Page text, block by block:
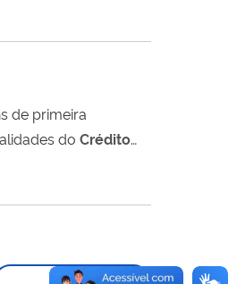
de primeira
para que o assentado inicie ou possa investir na produção. As modalidades do Crédito